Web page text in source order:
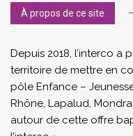
À propos de ce site
Depuis 2018, l’interco a
territoire de mettre en
pôle Enfance –
Rhône, Lapalud,
autour de cette offre